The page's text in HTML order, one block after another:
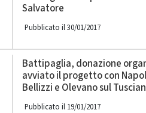
Salvatore
Pubblicato il 30/01/2017
Battipaglia, donazione
avviato il progetto con
Bellizzi e Olevano sul
Pubblicato il 19/01/2017